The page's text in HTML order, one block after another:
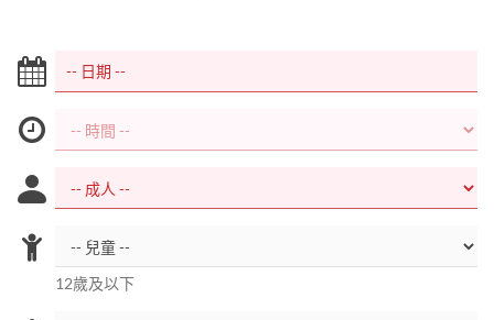
12歲及以下